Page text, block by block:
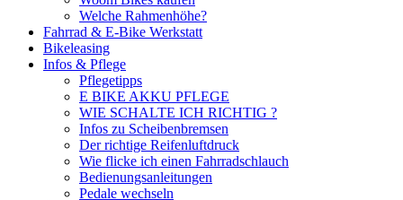
Welche Rahmenhöhe?
Fahrrad & E-Bike Werkstatt
Bikeleasing
Infos & Pflege
Pflegetipps
E BIKE AKKU PFLEGE
WIE SCHALTE ICH RICHTIG ?
Infos zu Scheibenbremsen
Der richtige Reifenluftdruck
Wie flicke ich einen Fahrradschlauch
Bedienungsanleitungen
Pedale wechseln